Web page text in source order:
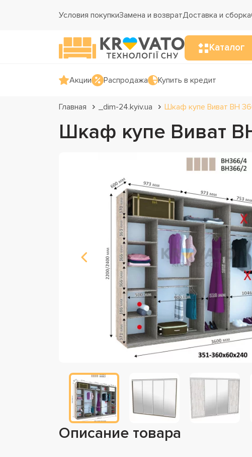
Условия покупкиЗамена и возвратДоставка и сборка
Каталог
Акции Распродажа Купить в кредит
Главная _dim-24.kyiv.ua Шкаф купе Виват ВН
Шкаф купе Виват
Описание товара